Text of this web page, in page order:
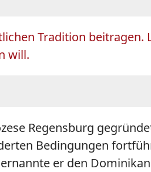
Tradition beitragen.
will.
Regensburg
Bedingungen
er den